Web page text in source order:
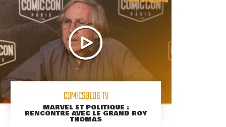
COMICSBLOG TV
MARVEL ET POLITIQUE :
RENCONTRE AVEC LE GRAND ROY
THOMAS